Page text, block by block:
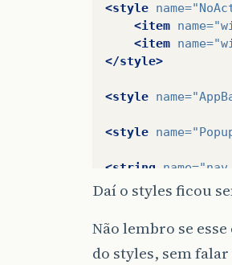
<style name=
<item name=
<item name=
</style>
<style name=
<style name=
<string name=
<string
Daí o styles ficou
Não lembro se
do styles, sem